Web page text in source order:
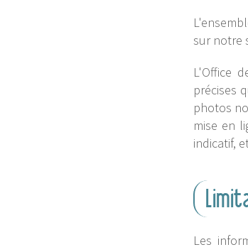
sur notre
L'Office
précises
photos
mise en
indicatif,
Les